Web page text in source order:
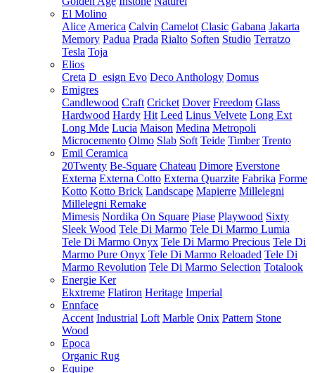
El Molino
Alice America Calvin Camelot Clasic Gabana Jakarta
Memory Padua Prada Rialto Soften Studio Terratzo
Tesla Toja
Elios
Creta D_esign Evo Deco Anthology Domus
Emigres
Candlewood Craft Cricket Dover Freedom Glass
Hardwood Hardy Hit Leed Linus Velvete Long Ext
Long Mde Lucia Maison Medina Metropoli
Microcemento Olmo Slab Soft Teide Timber Trento
Emil Ceramica
20Twenty Be-Square Chateau Dimore Everstone
Externa Externa Cotto Externa Quarzite Fabrika Forme
Kotto Kotto Brick Landscape Mapierre Millelegni
Millelegni Remake
Mimesis Nordika On Square Piase Playwood Sixty
Sleek Wood Tele Di Marmo Tele Di Marmo Lumia
Tele Di Marmo Onyx Tele Di Marmo Precious Tele Di
Marmo Pure Onyx Tele Di Marmo Reloaded Tele Di
Marmo Revolution Tele Di Marmo Selection Totalook
Energie Ker
Ekxtreme Flatiron Heritage Imperial
Ennface
Accent Industrial Loft Marble Onix Pattern Stone
Wood
Epoca
Organic Rug
Equipe